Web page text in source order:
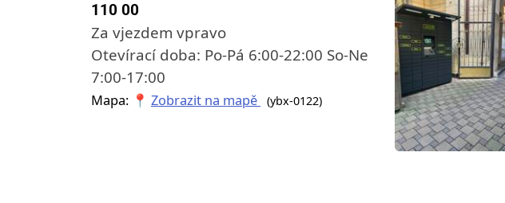
110 00
Za vjezdem vpravo
Otevírací doba: Po-Pá 6:00-22:00 So-Ne
7:00-17:00
Mapa: 📍 Zobrazit na mapě (ybx-0122)